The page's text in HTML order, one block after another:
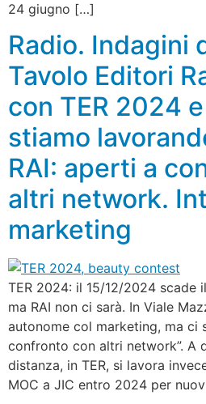
24 giugno […]
Radio. Indagini
Tavolo Editori
con TER 2024
stiamo
RAI: aperti a
altri network.
marketing
TER 2024: il 15/12/2024 scade
ma RAI non ci sarà. In Viale
autonome col marketing, ma ci
confronto con altri network”. A
distanza, in TER, si lavora
MOC a JIC entro 2024 per